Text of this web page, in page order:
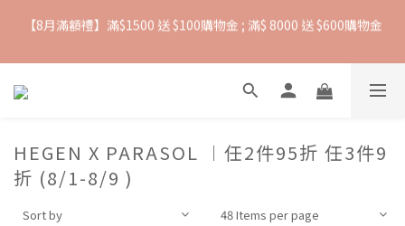
抵抗熱浪必備用品︱滿$2500贈 Farlin EDI超純水溼紙巾
HEGEN X PARASOL ︱任2件95折 任3件9
折 (8/1-8/9 )
Sort by 48 Items per page